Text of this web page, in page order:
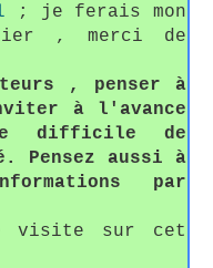
; je ferais mon
, merci de
, penser à
à l'avance
difficile de
Pensez aussi à
par
visite sur cet